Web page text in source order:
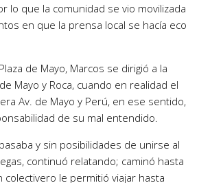
lo que la comunidad se vio movilizada
en que la prensa local se hacía eco
de Mayo, Marcos se dirigió a la
Mayo y Roca, cuando en realidad el
Av. de Mayo y Perú, en ese sentido,
de su mal entendido.
y sin posibilidades de unirse al
continuó relatando; caminó hasta
colectivero le permitió viajar hasta